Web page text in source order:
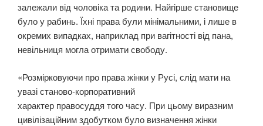
залежали від чоловіка та родини. Найгірше становище
було у рабинь. Їхні права були мінімальними, і лише в
окремих випадках, наприклад при вагітності від пана,
невільниця могла отримати свободу.
«Розмірковуючи про права жінки у Русі, слід мати на
увазі станово-корпоративний
характер правосуддя того часу. При цьому виразним
цивілізаційним здобутком було визначення жінки